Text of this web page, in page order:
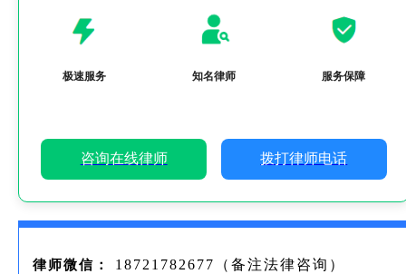
极速服务 知名律师 服务保障
咨询在线律师 拨打律师电话
律师微信： 18721782677（备注法律咨询）